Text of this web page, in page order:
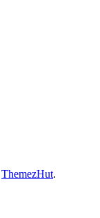
ThemezHut.